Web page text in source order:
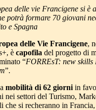
delle vie Francigene si è
potrà formare 70 giovani
e Spagna
delle Vie Francigene,
è capofila del progetto di
“FORREsT: new skills
”.
mobilità di 62 giorni in
nei settori del Turismo,
che si recheranno in